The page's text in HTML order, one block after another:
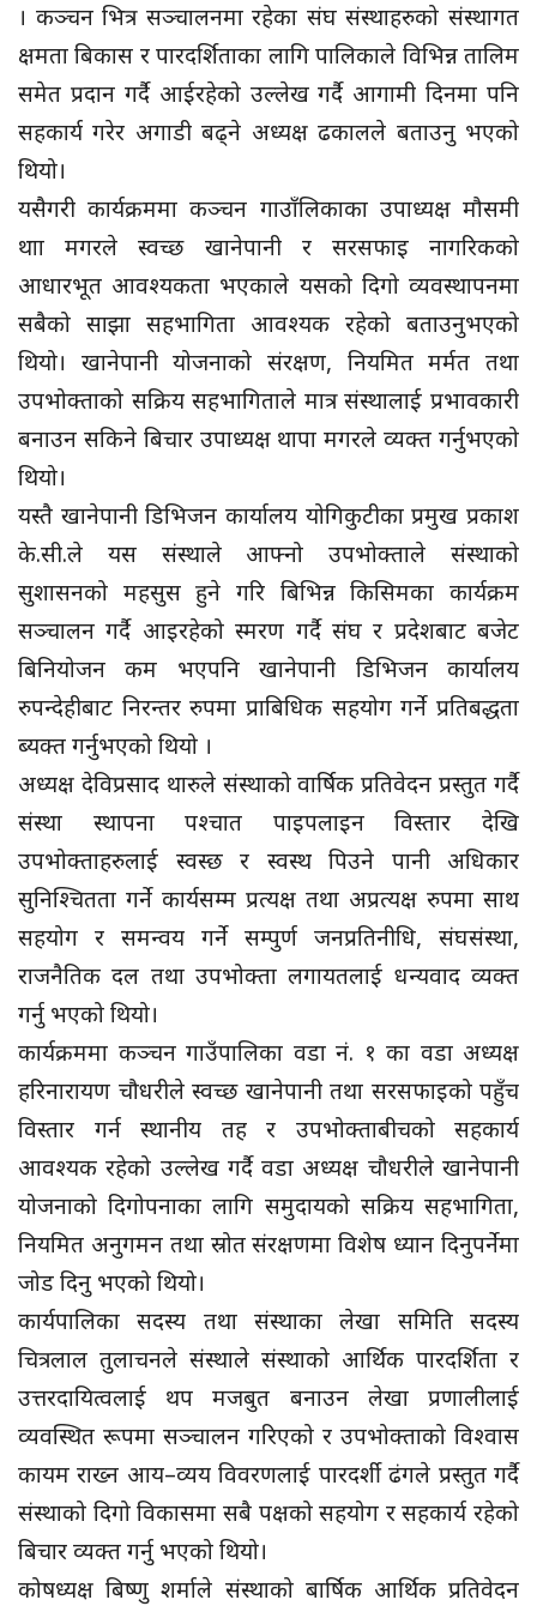
। कञ्चन भित्र सञ्चालनमा रहेका संघ संस्थाहरुको संस्थागत
क्षमता बिकास र पारदर्शिताका लागि पालिकाले विभिन्न तालिम
समेत प्रदान गर्दै आईरहेको उल्लेख गर्दै आगामी दिनमा पनि
सहकार्य गरेर अगाडी बढ्ने अध्यक्ष ढकालले बताउनु भएको
थियो।
यसैगरी कार्यक्रममा कञ्चन गाउाँलिकाका उपाध्यक्ष मौसमी
थाा मगरले स्वच्छ खानेपानी र सरसफाइ नागरिकको
आधारभूत आवश्यकता भएकाले यसको दिगो व्यवस्थापनमा
सबैको साझा सहभागिता आवश्यक रहेको बताउनुभएको
थियो। खानेपानी योजनाको संरक्षण, नियमित मर्मत तथा
उपभोक्ताको सक्रिय सहभागिताले मात्र संस्थालाई प्रभावकारी
बनाउन सकिने बिचार उपाध्यक्ष थापा मगरले व्यक्त गर्नुभएको
थियो।
यस्तै खानेपानी डिभिजन कार्यालय योगिकुटीका प्रमुख प्रकाश
के.सी.ले यस संस्थाले आफ्नो उपभोक्ताले संस्थाको
सुशासनको महसुस हुने गरि बिभिन्न किसिमका कार्यक्रम
सञ्चालन गर्दै आइरहेको स्मरण गर्दै संघ र प्रदेशबाट बजेट
बिनियोजन कम भएपनि खानेपानी डिभिजन कार्यालय
रुपन्देहीबाट निरन्तर रुपमा प्राबिधिक सहयोग गर्ने प्रतिबद्धता
ब्यक्त गर्नुभएको थियो ।
अध्यक्ष देविप्रसाद थारुले संस्थाको वार्षिक प्रतिवेदन प्रस्तुत गर्दै
संस्था स्थापना पश्चात पाइपलाइन विस्तार देखि
उपभोक्ताहरुलाई स्वस्छ र स्वस्थ पिउने पानी अधिकार
सुनिश्चितता गर्ने कार्यसम्म प्रत्यक्ष तथा अप्रत्यक्ष रुपमा साथ
सहयोग र समन्वय गर्ने सम्पुर्ण जनप्रतिनीधि, संघसंस्था,
राजनैतिक दल तथा उपभोक्ता लगायतलाई धन्यवाद व्यक्त
गर्नु भएको थियो।
कार्यक्रममा कञ्चन गाउँपालिका वडा नं. १ का वडा अध्यक्ष
हरिनारायण चौधरीले स्वच्छ खानेपानी तथा सरसफाइको पहुँच
विस्तार गर्न स्थानीय तह र उपभोक्ताबीचको सहकार्य
आवश्यक रहेको उल्लेख गर्दै वडा अध्यक्ष चौधरीले खानेपानी
योजनाको दिगोपनाका लागि समुदायको सक्रिय सहभागिता,
नियमित अनुगमन तथा स्रोत संरक्षणमा विशेष ध्यान दिनुपर्नेमा
जोड दिनु भएको थियो।
कार्यपालिका सदस्य तथा संस्थाका लेखा समिति सदस्य
चित्रलाल तुलाचनले संस्थाले संस्थाको आर्थिक पारदर्शिता र
उत्तरदायित्वलाई थप मजबुत बनाउन लेखा प्रणालीलाई
व्यवस्थित रूपमा सञ्चालन गरिएको र उपभोक्ताको विश्वास
कायम राख्न आय–व्यय विवरणलाई पारदर्शी ढंगले प्रस्तुत गर्दै
संस्थाको दिगो विकासमा सबै पक्षको सहयोग र सहकार्य रहेको
बिचार व्यक्त गर्नु भएको थियो।
कोषध्यक्ष बिष्णु शर्माले संस्थाको बार्षिक आर्थिक प्रतिवेदन